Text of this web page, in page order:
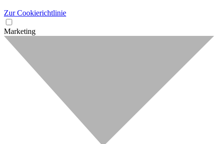
Zur Cookierichtlinie
Marketing